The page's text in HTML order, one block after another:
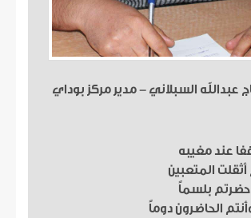
عبدالله السبلاني - مدير مركز بوداي
عند مغيبه
أثقلت المتعبين
حضرتم بلسماً
الحاضرون دوماً